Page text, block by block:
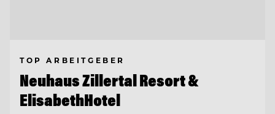
TOP ARBEITGEBER
Neuhaus Zillertal Resort &
ElisabethHotel